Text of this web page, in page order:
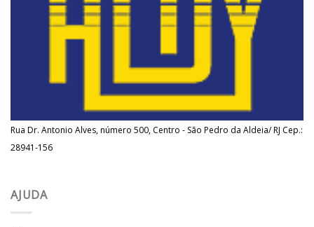
Rua Dr. Antonio Alves, número 500, Centro - São Pedro da Aldeia/ RJ Cep.:
28941-156
AJUDA